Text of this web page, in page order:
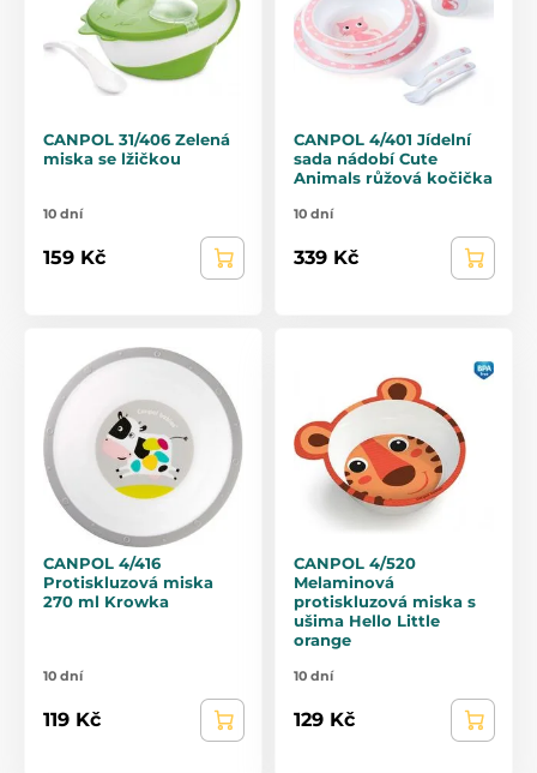
CANPOL 31/406 Zelená
miska se lžičkou
10 dní
159 Kč
CANPOL 4/401 Jídelní
sada nádobí Cute
Animals růžová kočička
10 dní
339 Kč
CANPOL 4/416
Protiskluzová miska
270 ml Krowka
10 dní
119 Kč
CANPOL 4/520
Melaminová
protiskluzová miska s
ušima Hello Little
orange
10 dní
129 Kč